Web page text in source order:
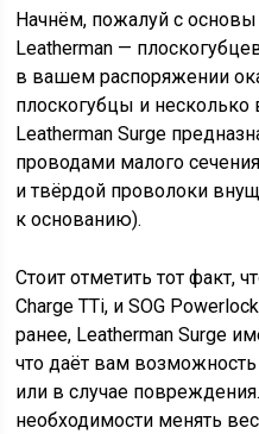
Начнём, пожалуй с
Leatherman —
в вашем распоряжении
плоскогубцы и несколько
Leatherman Surge
проводами малого
и твёрдой проволоки
к основанию).
Стоит отметить тот факт,
Charge TTi, и SOG
ранее, Leatherman Surge
что даёт вам
или в случае
необходимости менять